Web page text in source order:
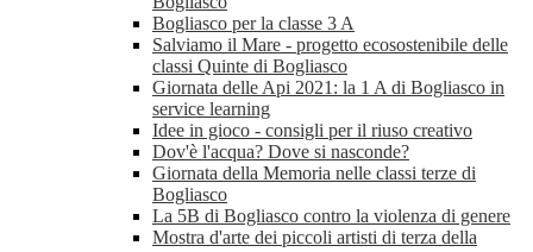
Bogliasco per la classe 3 A
Salviamo il Mare - progetto ecosostenibile delle
classi Quinte di Bogliasco
Giornata delle Api 2021: la 1 A di Bogliasco in
service learning
Idee in gioco - consigli per il riuso creativo
Dov'è l'acqua? Dove si nasconde?
Giornata della Memoria nelle classi terze di
Bogliasco
La 5B di Bogliasco contro la violenza di genere
Mostra d'arte dei piccoli artisti di terza della